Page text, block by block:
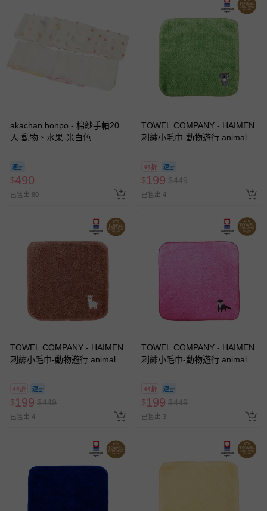
akachan honpo - 棉紗手帕20
入-動物、水果-米白色
$490
已售出 80
TOWEL COMPANY - HAIMEN
刺繡小毛巾-動物遊行 animal
44折
$199 $449
已售出 4
TOWEL COMPANY - HAIMEN
刺繡小毛巾-動物遊行 animal
44折
$199 $449
已售出 4
TOWEL COMPANY - HAIMEN
刺繡小毛巾-動物遊行 animal
44折
$199 $449
已售出 3